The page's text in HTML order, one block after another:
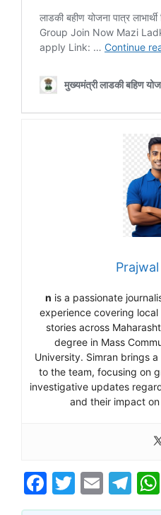
n is a passionate
experience covering
stories across
degree in Mass
University. Simran brings
to the team, focusing on
investigative updates
and their impact
F
a
T
w
E
m
T
el